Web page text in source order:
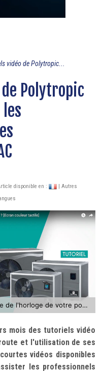
vidéo de Polytropic...
Polytropic
disponible en :
| Autres
Image du tutoriel Polytropic "Réglage de l'horloge de votre pompe à chaleur"
mois des tutoriels vidéo
et l'utilisation de ses
vidéos disponibles
les professionnels